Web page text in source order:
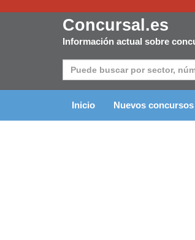
Concursal.es
Información actual sobre
Inicio Nuevos concursos